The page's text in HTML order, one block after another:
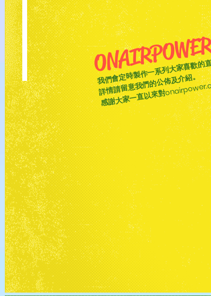
我們會定時製作一系列大家喜歡
詳情請留意我們的公佈及介紹。
感謝大家一直以來對